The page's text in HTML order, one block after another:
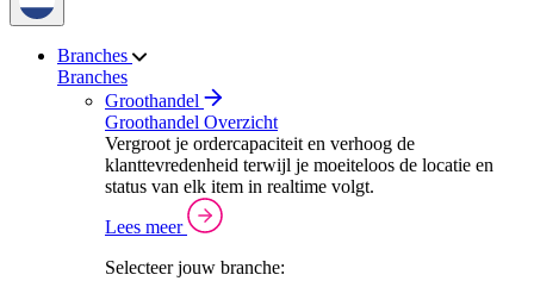
Branches
Branches
Groothandel
Groothandel Overzicht
Vergroot je ordercapaciteit en verhoog de
klanttevredenheid terwijl je moeiteloos de locatie en
status van elk item in realtime volgt.
Lees meer
Selecteer jouw branche: